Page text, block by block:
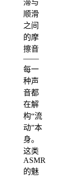
滞与
顺滑
之间
的摩
擦音
——
每一
种声
音都
在解
构“流
动”本
身。
这类
ASMR
的魅